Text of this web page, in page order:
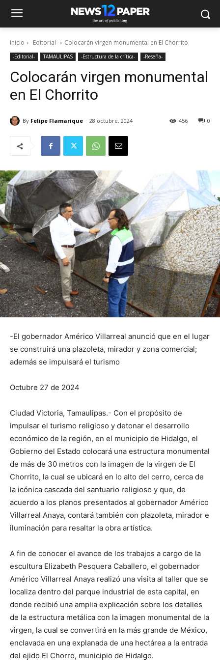
Inicio -Editorial- Colocarán virgen monumental en El Chorrito
-Editorial- TAMAULIPAS -Estructura de la crítica- -Reseña-
Colocarán virgen monumental
en El Chorrito
By Felipe Flamarique 28 octubre, 2024 0
456
-El gobernador Américo Villarreal anunció que en el lugar
se construirá una plazoleta, mirador y zona comercial;
además se impulsará el turismo
Octubre 27 de 2024
Ciudad Victoria, Tamaulipas.- Con el propósito de
impulsar el turismo religioso y detonar el desarrollo
económico de la región, en el municipio de Hidalgo, el
Gobierno del Estado colocará una estructura monumental
de más de 30 metros con la imagen de la virgen de El
Chorrito, la cual se ubicará en lo alto del cerro, cerca de
la icónica cascada del santuario religioso y que, de
acuerdo a los planos presentados al gobernador Américo
Villarreal Anaya, contará también con plazoleta, mirador e
iluminación para resaltar la obra artística.
A fin de conocer el avance de los trabajos a cargo de la
escultura Elizabeth Pesquera Caballero, el gobernador
Américo Villarreal Anaya realizó una visita al taller que se
localiza dentro del parque industrial de esta capital, en
donde recibió una amplia explicación sobre los detalles
de la estructura metálica con la imagen monumental de la
virgen, la cual se convertirá en la más grande de México,
enclavada en una explanada de una hectárea a la entrada
del ejido El Chorro, municipio de Hidalgo.